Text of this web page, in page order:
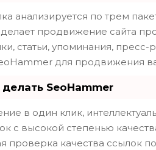
анализируется по трем
продвижение сайта
статьи, упоминания,
для продвижения
SeoHammer
в один клик,
с высокой степенью
проверка качества ссылок